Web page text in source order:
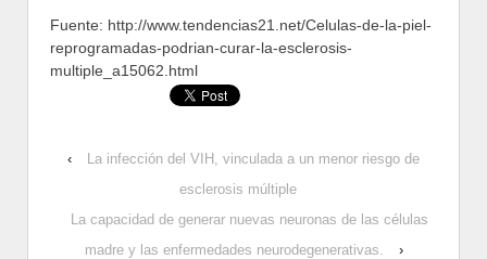
Fuente: http://www.tendencias21.net/Celulas-de-la-piel-
reprogramadas-podrian-curar-la-esclerosis-
multiple_a15062.html
‹
La infección del VIH, vinculada a un menor riesgo de
esclerosis múltiple
La capacidad de generar nuevas neuronas de las células
madre y las enfermedades neurodegenerativas.
›